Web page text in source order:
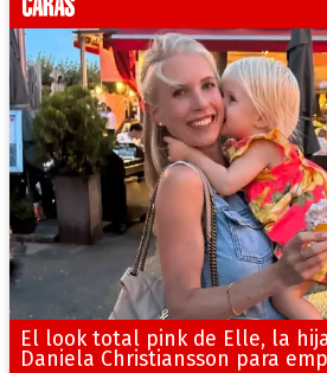
El look total pink de Elle, la
Daniela Christiansson para